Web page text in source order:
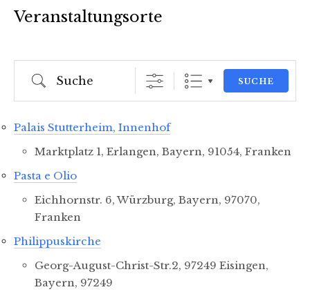
Veranstaltungsorte
Suche
SUCHE
Palais Stutterheim, Innenhof
Marktplatz 1, Erlangen, Bayern, 91054, Franken
Pasta e Olio
Eichhornstr. 6, Würzburg, Bayern, 97070,
Franken
Philippuskirche
Georg-August-Christ-Str.2, 97249 Eisingen,
Bayern, 97249